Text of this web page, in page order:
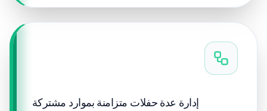
إدارة عدة حفلات متزامنة بموارد مشتركة